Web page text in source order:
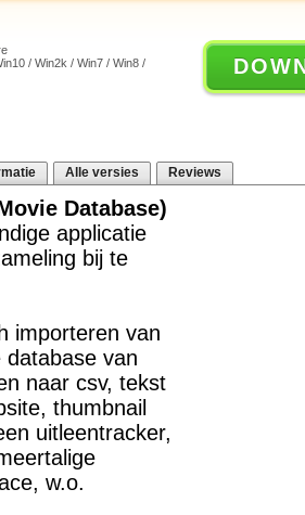
/ Win2k / Win7 / Win8 /
Alle versies Reviews
Database)
applicatie
bij te
importeren van
van
naar csv, tekst
thumbnail
uitleentracker,
w.o.